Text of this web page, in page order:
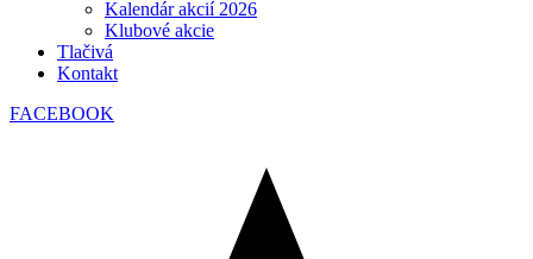
Kalendár akcií 2026
Klubové akcie
Tlačivá
Kontakt
FACEBOOK